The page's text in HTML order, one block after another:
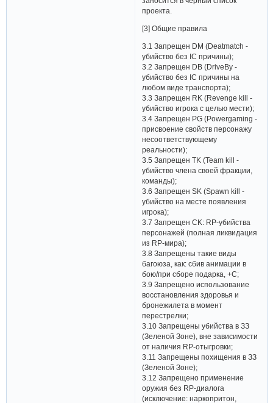
проекта.
[3] Общие правила
3.1 Запрещен DM (Deatmatch -
убийство без IC причины);
3.2 Запрещен DB (DriveBy -
убийство без IC причины на
любом виде транспорта);
3.3 Запрещен RK (Revenge kill -
убийство игрока с целью мести);
3.4 Запрещен PG (Powergaming -
присвоение свойств персонажу
несоответствующему
реальности);
3.5 Запрещен TK (Team kill -
убийство члена своей фракции,
команды);
3.6 Запрещен SK (Spawn kill -
убийство на месте появления
игрока);
3.7 Запрещен CK: RP-убийства
персонажей (полная ликвидация
из RP-мира);
3.8 Запрещены такие виды
багоюза, как: сбив анимации в
бою/при сборе подарка, +С;
3.9 Запрещено использование
восстановления здоровья и
бронежилета в момент
перестрелки;
3.10 Запрещены убийства в ЗЗ
(Зеленой Зоне), вне зависимости
от наличия RP-отыгровки;
3.11 Запрещены похищения в ЗЗ
(Зеленой Зоне);
3.12 Запрещено применение
оружия без RP-диалога
(исключение: наркопритон,